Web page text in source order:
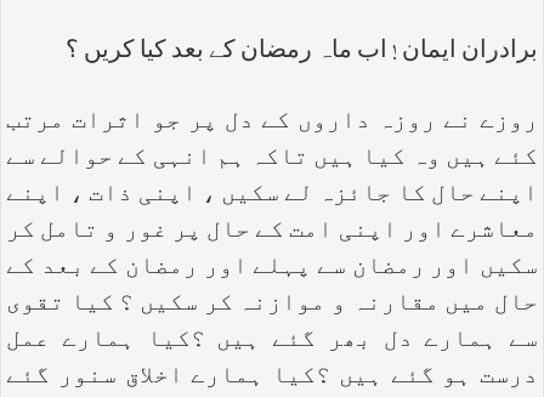
برادران ایمان ! اب ماہ رمضان کے بعد کیا کریں ؟
روزے نے روزہ داروں کے دل پر جو اثرات مرتب
کئے ہیں وہ کیا ہیں تاکہ ہم انہی کے حوالے سے
اپنے حال کا جائزہ لے سکیں ، اپنی ذات ، اپنے
معاشرے اور اپنی امت کے حال پر غور و تامل کر
سکیں اور رمضان سے پہلے اور رمضان کے بعد کے
حال میں مقارنہ و موازنہ کر سکیں ؟ کیا تقوی
سے ہمارے دل بھر گئے ہیں ؟کیا ہمارے عمل
درست ہو گئے ہیں ؟کیا ہمارے اخلاق سنور گئے